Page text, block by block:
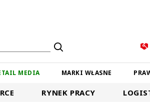
MEDIA MARKI WŁASNE
RYNEK PRACY